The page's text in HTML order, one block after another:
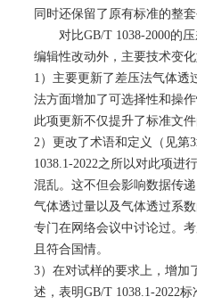
同时还保留了原有标准的整
对比GB/T 1038-2000的压
编辑性改动外，主要技术变化
1）主要更新了差压法气体
法方面增加了可选择性和操作
此项更新不仅提升了标准文
2）更改了术语和定义（见第
1038.1-2022之所以对此项进
混乱。这不但会影响数据传
气体透过量以及气体透过系
专门在网络会议中讨论过。
且符合国情。
3）在对试样的要求上，增加
述，表明GB/T 1038.1-2022